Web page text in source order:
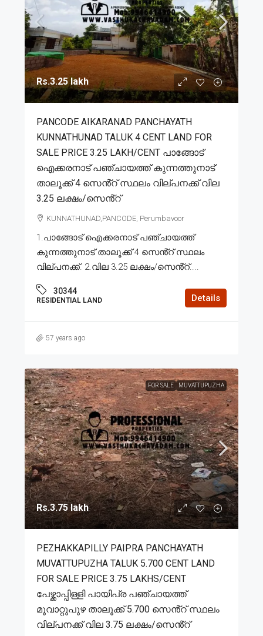
Rs.3.25 lakh
PANCODE AIKARANAD PANCHAYATH
KUNNATHUNAD TALUK 4 CENT LAND FOR
SALE PRICE 3.25 LAKH/CENT പാങ്ങോട്
ഐക്കരനാട് പഞ്ചായത്ത് കുന്നത്തുനാട്
താലൂക്ക് 4 സെൻ്റ് സ്ഥലം വില്പനക്ക് വില
3.25 ലക്ഷം/സെൻ്റ്
KUNNATHUNAD,PANCODE, Perumbavoor
1.പാങ്ങോട് ഐക്കരനാട് പഞ്ചായത്ത്
കുന്നത്തുനാട് താലൂക്ക് 4 സെൻ്റ് സ്ഥലം
വില്പനക്ക്. 2.വില 3.25 ലക്ഷം/സെൻ്റ്....
30344
RESIDENTIAL LAND Details
57 years ago
FOR SALE MUVATTUPUZHA
Rs.3.75 lakh
PEZHAKKAPILLY PAIPRA PANCHAYATH
MUVATTUPUZHA TALUK 5.700 CENT LAND
FOR SALE PRICE 3.75 LAKHS/CENT
പേഴ്ക്കാപ്പിള്ളി പായിപ്ര പഞ്ചായത്ത്
മൂവാറ്റുപുഴ താലൂക്ക് 5.700 സെൻ്റ് സ്ഥലം
വില്പനക്ക് വില 3.75 ലക്ഷം/സെൻ്റ്